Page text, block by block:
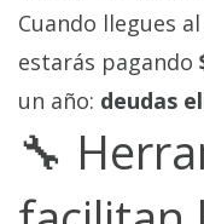
Cuando llegues
estarás pagando
un año: deudas
🔧